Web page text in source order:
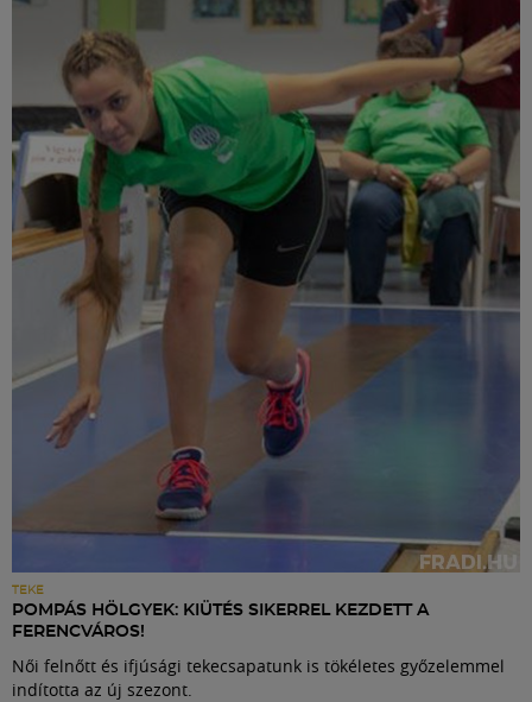
TEKE
POMPÁS HÖLGYEK: KIÜTÉS SIKERREL KEZDETT A
FERENCVÁROS!
Női felnőtt és ifjúsági tekecsapatunk is tökéletes győzelemmel
indította az új szezont.